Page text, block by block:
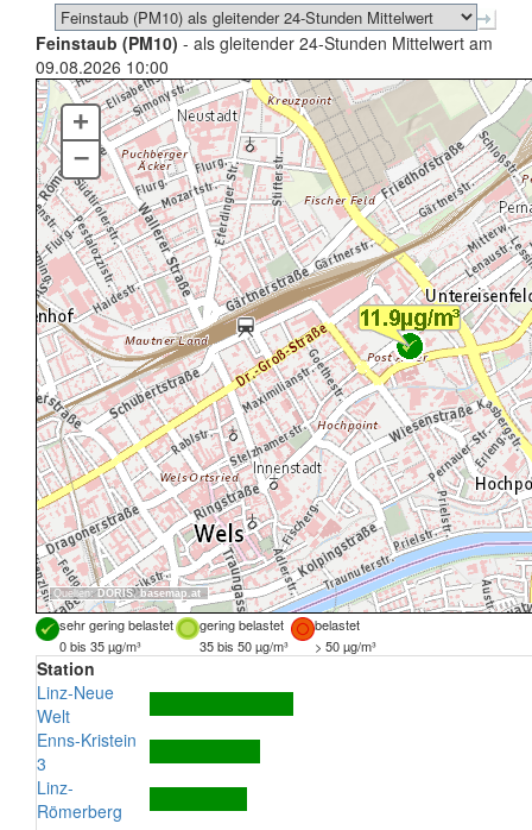
Feinstaub (PM10) - als gleitender 24-Stunden Mittelwert am
09.08.2026 10:00
Quellen: DORIS, basemap.at
+
–
sehr gering belastet gering belastet
belastet
0 bis 35 µg/m³
35 bis 50 µg/m³ > 50 µg/m³
Station
Linz-Neue
Welt
Enns-Kristein
3
Linz-
Römerberg